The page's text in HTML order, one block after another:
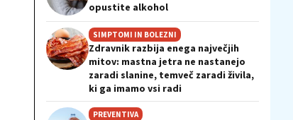
opustite alkohol
SIMPTOMI IN BOLEZNI
Zdravnik razbija enega največjih
mitov: mastna jetra ne nastanejo
zaradi slanine, temveč zaradi živila,
ki ga imamo vsi radi
PREVENTIVA